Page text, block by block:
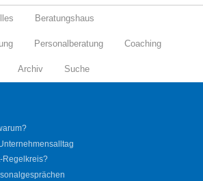
Beratungshaus
Personalberatung Coaching
Archiv Suche
Regelkreis?